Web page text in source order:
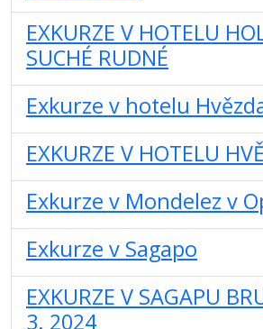
EXKURZE V HOTELU
SUCHÉ RUDNÉ
Exkurze v hotelu
EXKURZE V HOTELU
Exkurze v Mondelez v
Exkurze v Sagapo
EXKURZE V SAGAPU
3. 2024